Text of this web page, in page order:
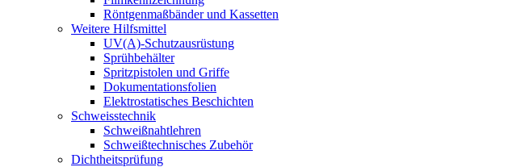
Röntgenmaßbänder und Kassetten
Weitere Hilfsmittel
UV(A)-Schutzausrüstung
Sprühbehälter
Spritzpistolen und Griffe
Dokumentationsfolien
Elektrostatisches Beschichten
Schweisstechnik
Schweißnahtlehren
Schweißtechnisches Zubehör
Dichtheitsprüfung